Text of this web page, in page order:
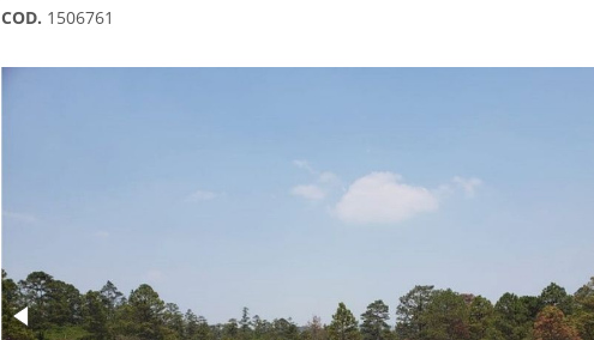
COD. 1506761